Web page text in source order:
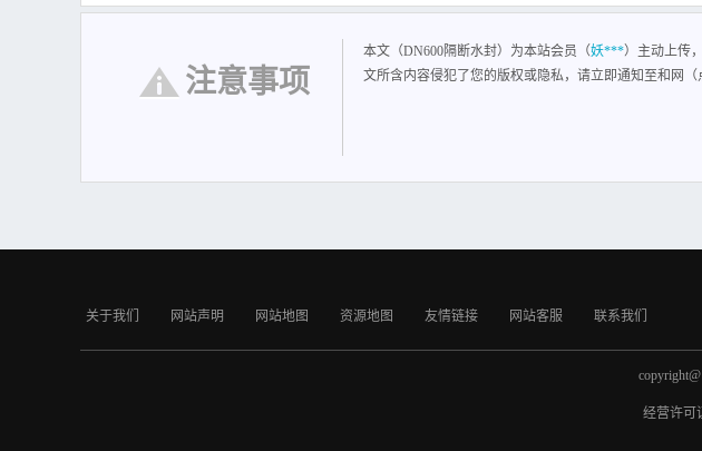
注意事项
本文（DN600隔断水封）为本站会员（妖***）主动上传
文所含内容侵犯了您的版权或隐私，请立即通知至和网（
关于我们 网站声明 网站地图 资源地图 友情链接 网站客服 联系我们
经营许可